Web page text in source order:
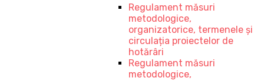
Regulament măsuri
metodologice,
organizatorice, termenele și
circulația proiectelor de
hotărâri
Regulament măsuri
metodologice,